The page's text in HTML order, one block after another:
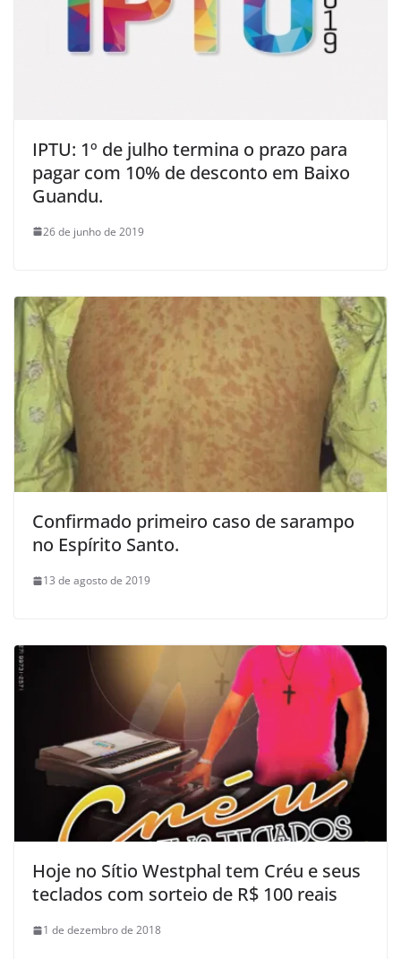
IPTU: 1º de julho termina o prazo para
pagar com 10% de desconto em Baixo
Guandu.
26 de junho de 2019
Confirmado primeiro caso de sarampo
no Espírito Santo.
13 de agosto de 2019
Hoje no Sítio Westphal tem Créu e seus
teclados com sorteio de R$ 100 reais
1 de dezembro de 2018